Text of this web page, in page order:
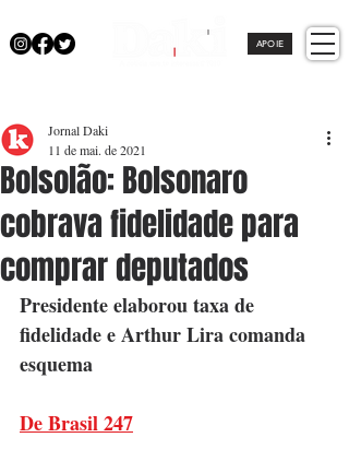
APOIE
Bolsolão: Bolsonaro
cobrava fidelidade para
comprar deputados
Jornal Daki
11 de mai. de 2021
Presidente elaborou taxa de
fidelidade e Arthur Lira comanda
esquema
De Brasil 247